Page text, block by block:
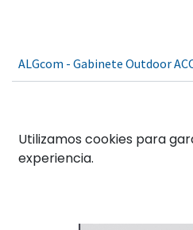
ALGcom - Gabinete Outdoor
Utilizamos cookies para
experiencia.